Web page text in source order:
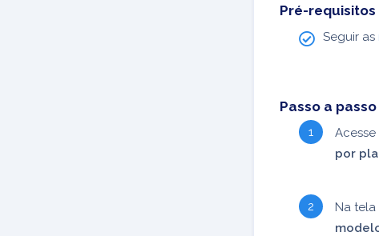
Pré-requisitos
Seguir as
Passo a passo
Acesse
por
Na tela